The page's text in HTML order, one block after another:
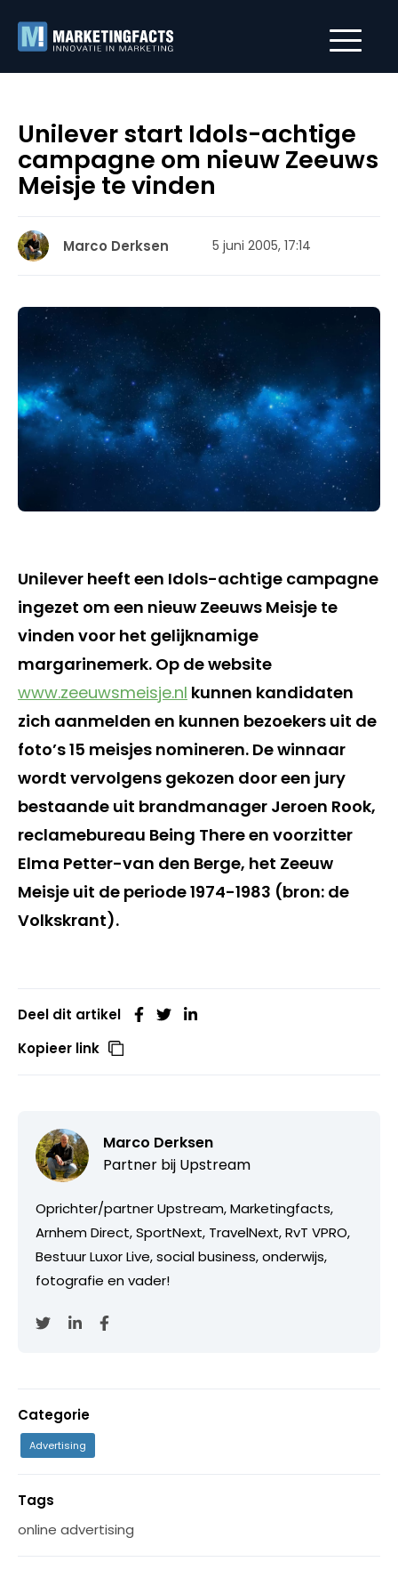
Unilever start Idols-achtige
campagne om nieuw Zeeuws
Meisje te vinden
Marco Derksen 5 juni 2005, 17:14
Unilever heeft een Idols-achtige campagne
ingezet om een nieuw Zeeuws Meisje te
vinden voor het gelijknamige
margarinemerk. Op de website
www.zeeuwsmeisje.nl kunnen kandidaten
zich aanmelden en kunnen bezoekers uit de
foto’s 15 meisjes nomineren. De winnaar
wordt vervolgens gekozen door een jury
bestaande uit brandmanager Jeroen Rook,
reclamebureau Being There en voorzitter
Elma Petter-van den Berge, het Zeeuw
Meisje uit de periode 1974-1983 (bron: de
Volkskrant).
Deel dit artikel
Kopieer link
Marco Derksen
Partner bij Upstream
Oprichter/partner Upstream, Marketingfacts,
Arnhem Direct, SportNext, TravelNext, RvT VPRO,
Bestuur Luxor Live, social business, onderwijs,
fotografie en vader!
Categorie
Advertising
Tags
online advertising